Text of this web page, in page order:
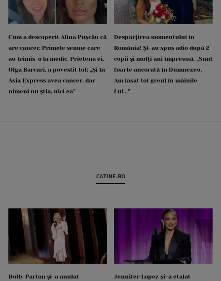
Cum a descoperit Alina Pușcău că
are cancer. Primele semne care
au trimis-o la medic. Prietena ei,
Olga Barcari, a povestit tot: „Și în
Asia Express avea cancer, dar
nimeni nu știa, nici ea”
Despărțirea momentului în
România! Și-au spus adio după 2
copii și mulți ani împreună. „Sunt
foarte ancorată în Dumnezeu.
Am lăsat tot greul în mâinile
Lui...”
CATINE.RO
Dolly Parton și-a anulat
Jennifer Lopez și-a etalat